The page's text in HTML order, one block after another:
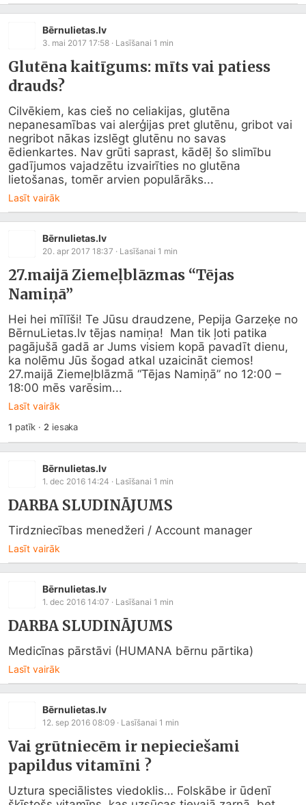
Bērnulietas.lv
3. mai 2017 17:58 · Lasīšanai 1 min
Glutēna kaitīgums: mīts vai patiess
drauds?
Cilvēkiem, kas cieš no celiakijas, glutēna
nepanesamības vai alerģijas pret glutēnu, gribot vai
negribot nākas izslēgt glutēnu no savas
ēdienkartes. Nav grūti saprast, kādēļ šo slimību
gadījumos vajadzētu izvairīties no glutēna
lietošanas, tomēr arvien populārāks...
Lasīt vairāk
Bērnulietas.lv
20. apr 2017 18:37 · Lasīšanai 1 min
27.maijā Ziemeļblāzmas “Tējas
Namiņā”
Hei hei mīlīši! Te Jūsu draudzene, Pepija Garzeķe no
BērnuLietas.lv tējas namiņa!  Man tik ļoti patika
pagājušā gadā ar Jums visiem kopā pavadīt dienu,
ka nolēmu Jūs šogad atkal uzaicināt ciemos!
27.maijā Ziemeļblāzmā “Tējas Namiņā” no 12:00 –
18:00 mēs varēsim...
Lasīt vairāk
1 patīk · 2 iesaka
Bērnulietas.lv
1. dec 2016 14:24 · Lasīšanai 1 min
DARBA SLUDINĀJUMS
Tirdzniecības menedžeri / Account manager
Lasīt vairāk
Bērnulietas.lv
1. dec 2016 14:07 · Lasīšanai 1 min
DARBA SLUDINĀJUMS
Medicīnas pārstāvi (HUMANA bērnu pārtika)
Lasīt vairāk
Bērnulietas.lv
12. sep 2016 08:09 · Lasīšanai 1 min
Vai grūtniecēm ir nepieciešami
papildus vitamīni ?
Uztura speciālistes viedoklis… Folskābe ir ūdenī